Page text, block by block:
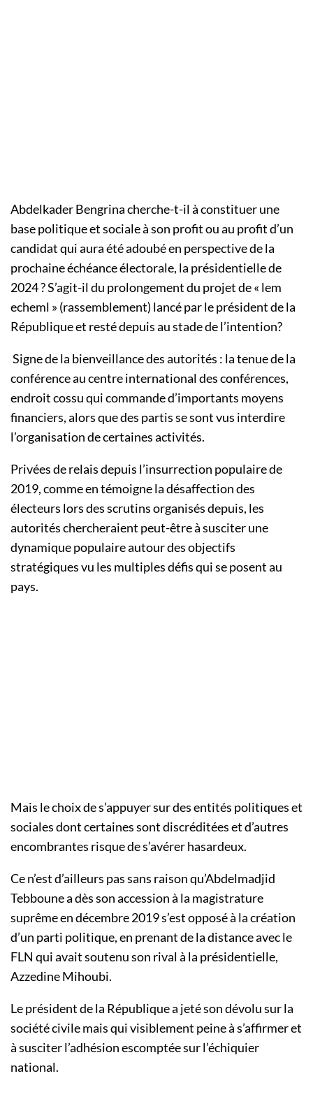
Abdelkader Bengrina cherche-t-il à constituer une
base politique et sociale à son profit ou au profit d’un
candidat qui aura été adoubé en perspective de la
prochaine échéance électorale, la présidentielle de
2024 ? S’agit-il du prolongement du projet de « lem
echeml » (rassemblement) lancé par le président de la
République et resté depuis au stade de l’intention?
Signe de la bienveillance des autorités : la tenue de la
conférence au centre international des conférences,
endroit cossu qui commande d’importants moyens
financiers, alors que des partis se sont vus interdire
l’organisation de certaines activités.
Privées de relais depuis l’insurrection populaire de
2019, comme en témoigne la désaffection des
électeurs lors des scrutins organisés depuis, les
autorités chercheraient peut-être à susciter une
dynamique populaire autour des objectifs
stratégiques vu les multiples défis qui se posent au
pays.
Mais le choix de s’appuyer sur des entités politiques et
sociales dont certaines sont discréditées et d’autres
encombrantes risque de s’avérer hasardeux.
Ce n’est d’ailleurs pas sans raison qu’Abdelmadjid
Tebboune a dès son accession à la magistrature
suprême en décembre 2019 s’est opposé à la création
d’un parti politique, en prenant de la distance avec le
FLN qui avait soutenu son rival à la présidentielle,
Azzedine Mihoubi.
Le président de la République a jeté son dévolu sur la
société civile mais qui visiblement peine à s’affirmer et
à susciter l’adhésion escomptée sur l’échiquier
national.